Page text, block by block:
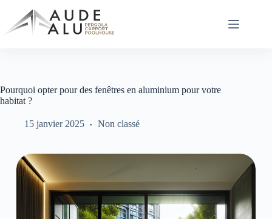
contenu
Pourquoi opter pour des fenêtres en aluminium pour votre
habitat ?
15 janvier 2025 Non classé